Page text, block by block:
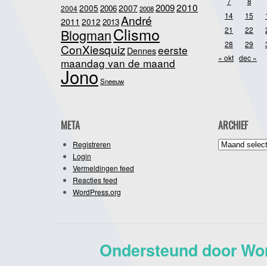
20042005 20062007200820092010
2011 2012 2013André
BlogmanClismo
ConXiesquiz Denneseerste
maandag van de maand
JonoSneeuw
14
15
21
22
28
29
« okt dec »
META
Registreren
Login
Vermeldingen feed
Reacties feed
WordPress.org
ARCHIEF
Archief
Ondersteund door